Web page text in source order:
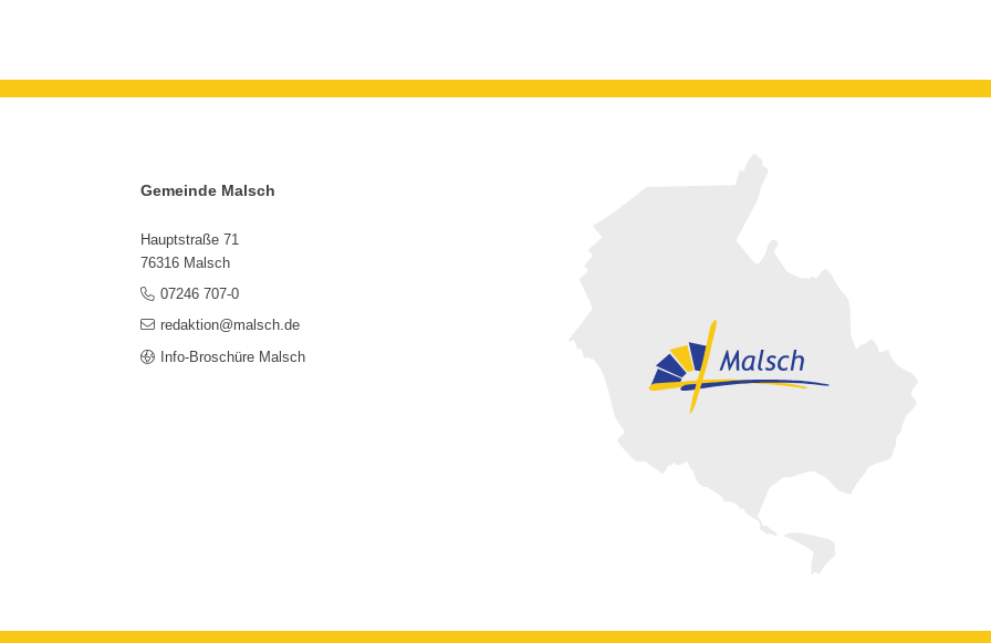
Gemeinde Malsch
Hauptstraße 71
76316 Malsch
07246 707-0
redaktion@malsch.de
Info-Broschüre Malsch